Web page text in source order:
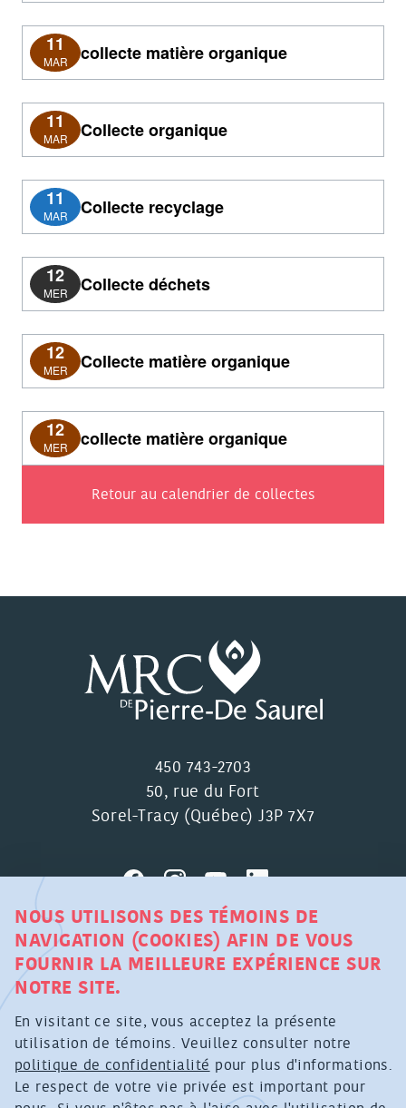
11
MAR collecte matière organique
11
MAR Collecte organique
11
MAR Collecte recyclage
12
MER Collecte déchets
12
MER Collecte matière organique
12
MER collecte matière organique
Retour au calendrier de collectes
450 743-2703
50, rue du Fort
Sorel-Tracy (Québec) J3P 7X7
MRC DE PIERRE-DE SAUREL ©
TOUS DROITS RÉSERVÉS
POLITIQUE DE CONFIDENTIALITÉ RELATIVE À LA
COLLECTE DE RENSEIGNEMENTS PERSONNELS
PAR MOYEN TECHNOLOGIQUE
NOUS UTILISONS DES TÉMOINS DE
NAVIGATION (COOKIES) AFIN DE VOUS
FOURNIR LA MEILLEURE EXPÉRIENCE SUR
NOTRE SITE.
En visitant ce site, vous acceptez la présente
utilisation de témoins. Veuillez consulter notre
politique de confidentialité pour plus d'informations.
Le respect de votre vie privée est important pour